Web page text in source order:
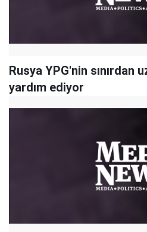
Rusya YPG'nin sınırdan
yardım ediyor